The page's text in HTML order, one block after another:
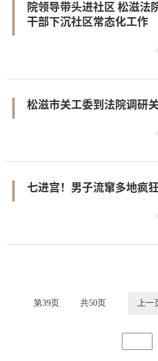
院领导带头进社区 松滋法
干部下沉社区常态化工作
松滋市关工委到法院调研
七进宫！男子流窜多地疯
第39页 共50页 上一